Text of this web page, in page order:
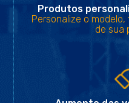
Produtos
Personalize o
de sua